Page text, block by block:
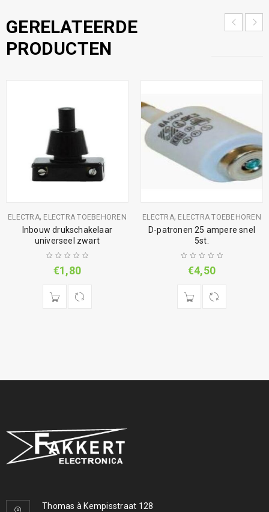
GERELATEERDE
PRODUCTEN
ELECTRA, ELECTRA TOEBEHOREN
Inbouw drukschakelaar
universeel zwart
€1,80
ELECTRA, ELECTRA TOEBEHOREN
D-patronen 25 ampere snel
5st.
€4,50
Thomas à Kempisstraat 128